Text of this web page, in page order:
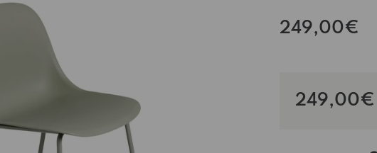
249,00€
249,00€